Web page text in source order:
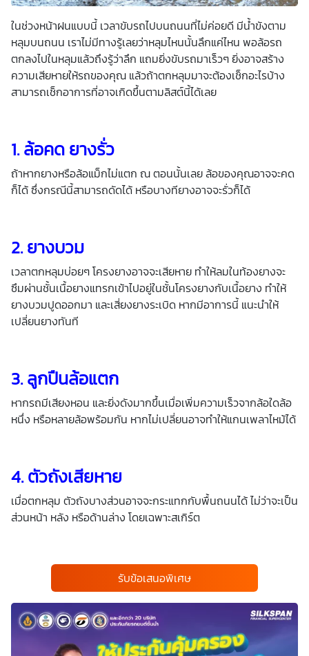
สถาบันที่ให้ประโยชน์แก่ข้าพเจ้าอยู่ กรณีที่ข้าพเจ้าประสงค์จะไม่
ให้ความยินยอม ข้าพเจ้าเข้าใจและยอมรับว่า การไม่ให้ความ
ยินยอมจะมีผลทำให้ข้าพเจ้า (เช่น ข้าพเจ้าอาจได้รับความสะดวก
ในการใช้บริการน้อยลง หรือข้าพเจ้าไม่สามารถเข้าถึงฟังก์ชัน
การใช้งานบางอย่างได้ เป็นต้น) และข้าพเจ้าทราบว่าการถอน
ความยินยอมดังกล่าว ไม่มีผลกระทบต่อการประมวลผลข้อมูล
ส่วนบุคคลที่ได้ดำเนินการเสร็จสิ้นไปแล้วก่อนการถอนความ
ยินยอม โดยข้าพเจ้าให้ถือเอาการกดเลือก “ให้ความยินยอม” ใน
ช่องสนทนา เป็นการแสดงเจตนายินยอมของข้าพเจ้าแทนการ
ในช่วงหน้าฝนแบบนี้ เวลาขับรถไปบนถนนที่ไม่ค่อยดี มีน้ำขังตาม
หลุมบนถนน เราไม่มีทางรู้เลยว่าหลุมไหนนั้นลึกแค่ไหน พอล้อรถ
ตกลงไปในหลุมแล้วถึงรู้ว่าลึก แถมยิ่งขับรถมาเร็วๆ ยิ่งอาจสร้าง
ความเสียหายให้รถของคุณ แล้วถ้าตกหลุมมาจะต้องเช็กอะไรบ้าง
สามารถเช็กอาการที่อาจเกิดขึ้นตามลิสต์นี้ได้เลย
1. ล้อคด ยางรั่ว
ถ้าหากยางหรือล้อแม็กไม่แตก ณ ตอนนั้นเลย ล้อของคุณอาจจะคด
ก็ได้ ซึ่งกรณีนี้สามารถดัดได้ หรือบางทียางอาจจะรั่วก็ได้
2. ยางบวม
เวลาตกหลุมบ่อยๆ โครงยางอาจจะเสียหาย ทำให้ลมในท้องยางจะ
ซึมผ่านชั้นเนื้อยางแทรกเข้าไปอยู่ในชั้นโครงยางกับเนื้อยาง ทำให้
ยางบวมปูดออกมา และเสี่ยงยางระเบิด หากมีอาการนี้ แนะนำให้
เปลี่ยนยางทันที
3. ลูกปืนล้อแตก
หากรถมีเสียงหอน และยิ่งดังมากขึ้นเมื่อเพิ่มความเร็วจากล้อใดล้อ
หนึ่ง หรือหลายล้อพร้อมกัน หากไม่เปลี่ยนอาจทำให้แกนเพลาไหม้ได้
4. ตัวถังเสียหาย
เมื่อตกหลุม ตัวถังบางส่วนอาจจะกระแทกกับพื้นถนนได้ ไม่ว่าจะเป็น
ส่วนหน้า หลัง หรือด้านล่าง โดยเฉพาะสเกิร์ต
รับข้อเสนอพิเศษ